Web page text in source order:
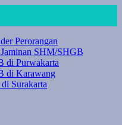
Perorangan
SHM/SHGB
di Purwakarta
di Karawang
Surakarta